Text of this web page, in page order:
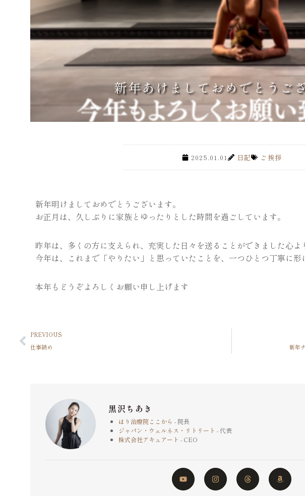
新年あけましておめでとうご
2025.01.01 日記 ご挨拶
新年明けましておめでとうございます。
お正月は、久しぶりに家族とゆったりとした時間を過ごしています。
昨年は、多くの方に支えられ、充実した日々を送ることができました心よ
今年は、これまで「やりたい」と思っていたことを、一つひとつ丁寧に
本年もどうぞよろしくお願い申し上げます
PREVIOUS
仕事納め
新年
黒沢ちあき
はり治療院ここから - 院長
ジャパン・ウェルネス・リトリート - 代表
株式会社アキュアート - CEO